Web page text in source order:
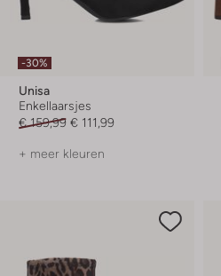
-30%
Unisa
Enkellaarsjes
€ 159,99 € 111,99
+ meer kleuren